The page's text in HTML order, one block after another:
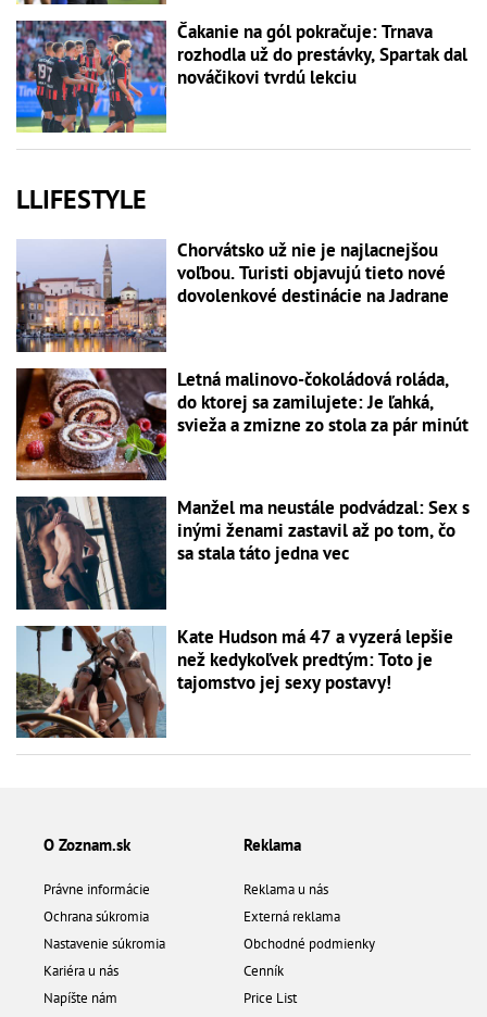
Čakanie na gól pokračuje: Trnava
rozhodla už do prestávky, Spartak dal
nováčikovi tvrdú lekciu
LLIFESTYLE
Chorvátsko už nie je najlacnejšou
voľbou. Turisti objavujú tieto nové
dovolenkové destinácie na Jadrane
Letná malinovo-čokoládová roláda,
do ktorej sa zamilujete: Je ľahká,
svieža a zmizne zo stola za pár minút
Manžel ma neustále podvádzal: Sex s
inými ženami zastavil až po tom, čo
sa stala táto jedna vec
Kate Hudson má 47 a vyzerá lepšie
než kedykoľvek predtým: Toto je
tajomstvo jej sexy postavy!
O Zoznam.sk
Právne informácie
Ochrana súkromia
Nastavenie súkromia
Kariéra u nás
Napíšte nám
Reklama
Reklama u nás
Externá reklama
Obchodné podmienky
Cenník
Price List